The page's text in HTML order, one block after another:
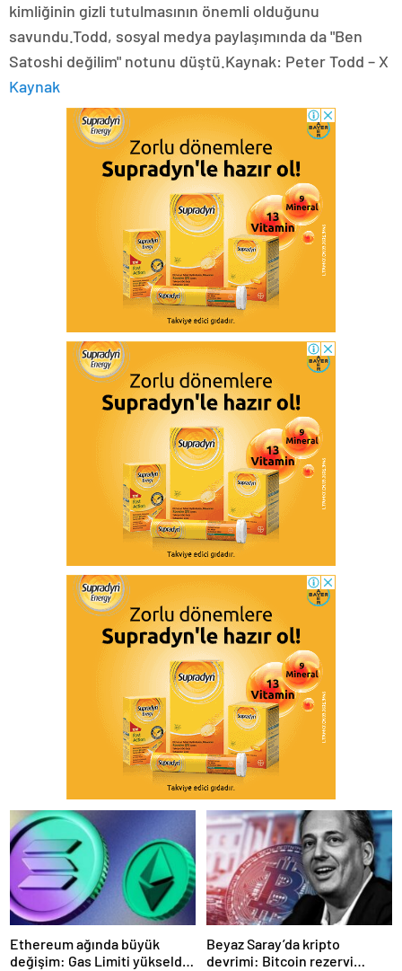
kimliğinin gizli tutulmasının önemli olduğunu
savundu.Todd, sosyal medya paylaşımında da "Ben
Satoshi değilim" notunu düştü.Kaynak: Peter Todd – X
Kaynak
Ethereum ağında büyük
değişim: Gas Limiti yükseldi,
Beyaz Saray’da kripto
devrimi: Bitcoin rezervi